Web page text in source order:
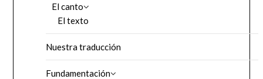
El canto
El texto
Nuestra traducción
Fundamentación